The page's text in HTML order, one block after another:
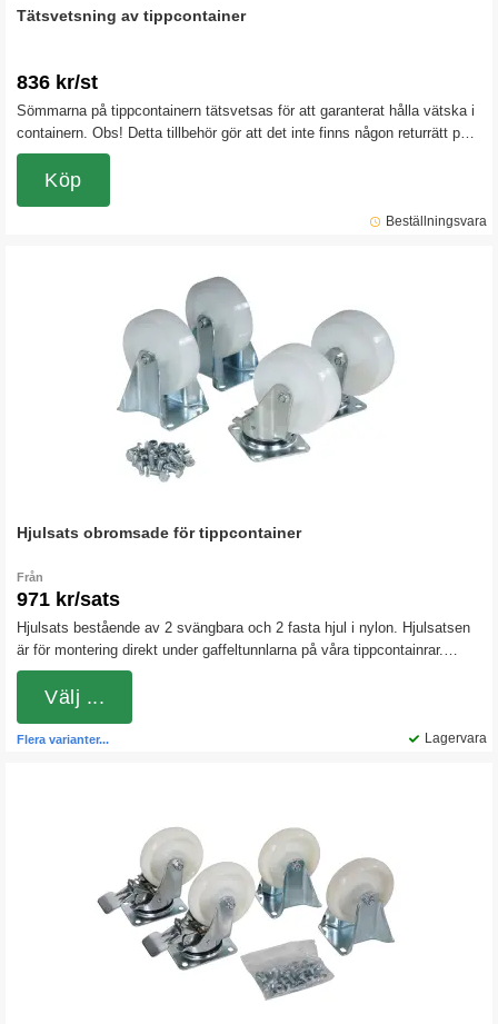
Tätsvetsning av tippcontainer
836 kr/st
Sömmarna på tippcontainern tätsvetsas för att garanterat hålla vätska i
containern. Obs! Detta tillbehör gör att det inte finns någon returrätt på
tippcontainern.
Beställningsvara
Köp
Hjulsats obromsade för tippcontainer
Från
971 kr/sats
Hjulsats bestående av 2 svängbara och 2 fasta hjul i nylon. Hjulsatsen
är för montering direkt under gaffeltunnlarna på våra tippcontainrar.
Nylonhjulen är hårda och rullar lätt även vid tyngre belastningar.
Lagervara
Flera varianter...
Välj ...